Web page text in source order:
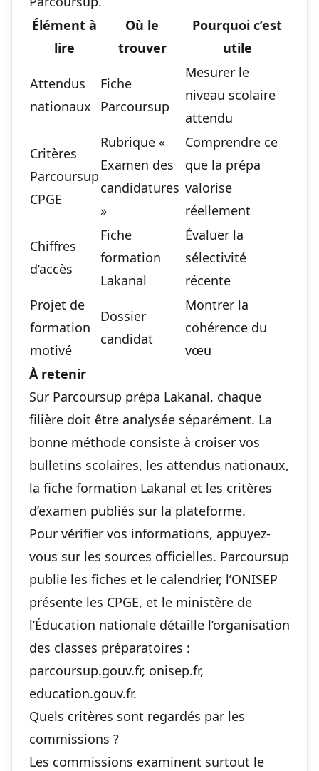
Élément à
lire
Où le
trouver
Pourquoi c’est
utile
Attendus
nationaux
Fiche
Parcoursup
Mesurer le
niveau scolaire
attendu
Critères
Parcoursup
CPGE
Rubrique «
Examen des
candidatures
»
Comprendre ce
que la prépa
valorise
réellement
Chiffres
d’accès
Fiche
formation
Lakanal
Évaluer la
sélectivité
récente
Projet de
formation
motivé
Dossier
candidat
Montrer la
cohérence du
vœu
À retenir
Sur Parcoursup prépa Lakanal, chaque
filière doit être analysée séparément. La
bonne méthode consiste à croiser vos
bulletins scolaires, les attendus nationaux,
la fiche formation Lakanal et les critères
d’examen publiés sur la plateforme.
Pour vérifier vos informations, appuyez-
vous sur les sources officielles. Parcoursup
publie les fiches et le calendrier, l’ONISEP
présente les CPGE, et le ministère de
l’Éducation nationale détaille l’organisation
des classes préparatoires :
parcoursup.gouv.fr, onisep.fr,
education.gouv.fr.
Quels critères sont regardés par les
commissions ?
Les commissions examinent surtout le